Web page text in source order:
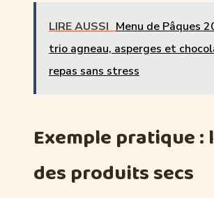
LIRE AUSSI Menu de Pâques
trio agneau, asperges et
repas sans stress
Exemple pratique :
des produits secs